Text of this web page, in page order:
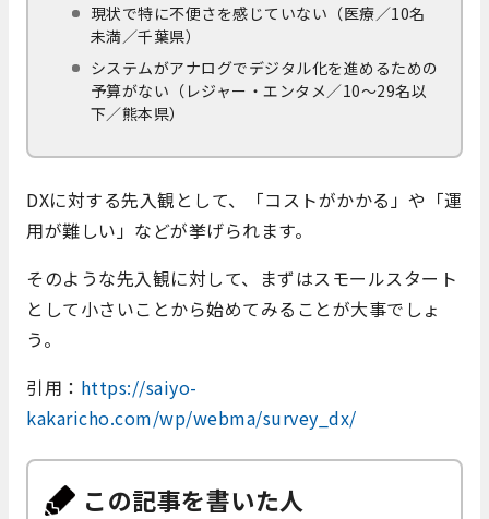
現状で特に不便さを感じていない（医療／10名
未満／千葉県）
システムがアナログでデジタル化を進めるための
予算がない（レジャー・エンタメ／10～29名以
下／熊本県）
DXに対する先入観として、「コストがかかる」や「運
用が難しい」などが挙げられます。
そのような先入観に対して、まずはスモールスタート
として小さいことから始めてみることが大事でしょ
う。
引用： https://saiyo-
kakaricho.com/wp/webma/survey_dx/
この記事を書いた人